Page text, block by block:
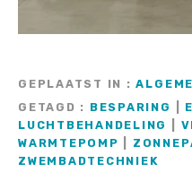
GEPLAATST IN
GETAGD
BESPARING
LUCHTBEHANDELING
WARMTEPOMP
ZWEMBADTECHNIEK